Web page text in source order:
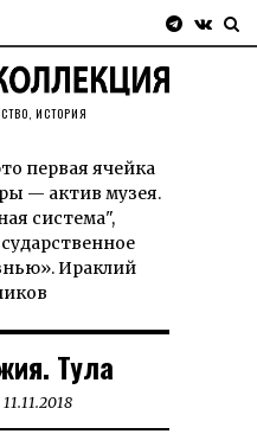
ИСТОРИЯ
первая ячейка
— актив музея.
система",
Ираклий
Тула
11.11.2018